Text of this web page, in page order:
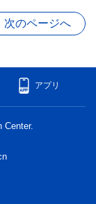
次のページへ
アプリ
Center.